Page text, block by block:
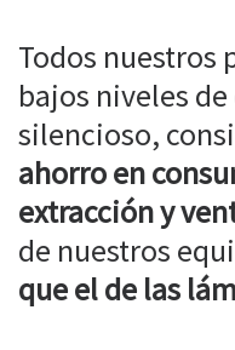
Todos nuestros
bajos niveles
silencioso,
ahorro en
extracción y
de nuestros
que el de las